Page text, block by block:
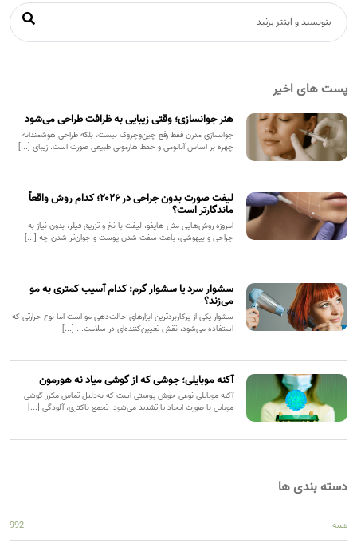
پست های اخیر
هنر جوانسازی؛ وقتی زیبایی به ظرافت طراحی می‌شود
جوانسازی مدرن فقط رفع چین‌وچروک نیست، بلکه طراحی هوشمندانه
چهره بر اساس آناتومی و حفظ هارمونی طبیعی صورت است. زیبای [...]
لیفت صورت بدون جراحی در ۲۰۲۶؛ کدام روش واقعاً
ماندگارتر است؟
امروزه روش‌هایی مثل هایفو، لیفت با نخ و تزریق فیلر، بدون نیاز به
جراحی و بیهوشی، باعث سفت شدن پوست و جوان‌تر شدن چه [...]
سشوار سرد یا سشوار گرم: کدام آسیب کمتری به مو
می‌زند؟
سشوار یکی از پرکاربردترین ابزارهای حالت‌دهی مو است اما نوع حرارتی که
استفاده می‌شود، نقش تعیین‌کننده‌ای در سلامت... [...]
آکنه موبایلی؛ جوشی که از گوشی میاد نه هورمون
آکنه موبایلی نوعی جوش پوستی است که به‌دلیل تماس مکرر گوشی
موبایل با صورت ایجاد یا تشدید می‌شود. تجمع باکتری، آلودگی [...]
دسته بندی ها
همه 992